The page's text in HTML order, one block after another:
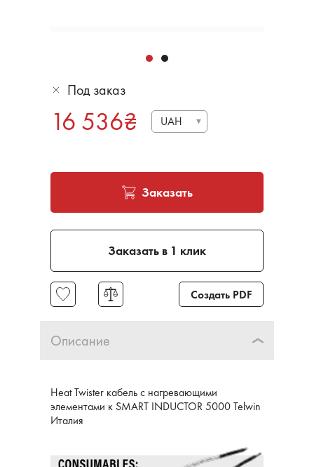
Под заказ
16 536₴ UAH
Заказать
Заказать в 1 клик
Создать PDF
Описание
Heat Twister кабель с нагревающими
элементами к SMART INDUCTOR 5000 Telwin
Италия